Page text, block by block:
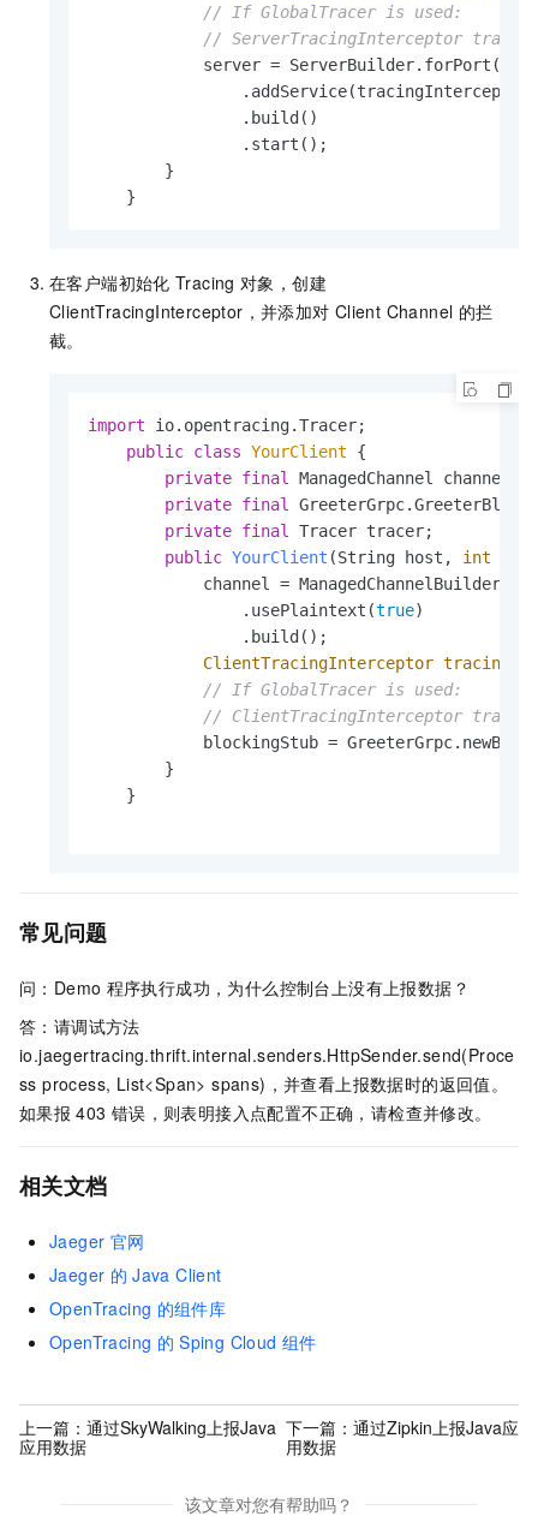
// If GlobalTracer is used:
// ServerTracingInterceptor
server =
                .build()
                .start();
        }
    }
在客户端初始化 Tracing 对象，创建
ClientTracingInterceptor，并添加对 Client Channel 的拦
截。
import io.opentracing.Tracer;
public class YourClient {
private final
ManagedChannel channel;
private final
private final
Tracer tracer;
public YourClient (String host, int
channel =
                .usePlaintext(
true)
                .build();
ClientTracingInterceptor
// If GlobalTracer is used:
// ClientTracingInterceptor
blockingStub =
        }
    }
常见问题
问：Demo 程序执行成功，为什么控制台上没有上报数据？
答：请调试方法
io.jaegertracing.thrift.internal.senders.HttpSender.send(Proce
ss process, List<Span> spans) ，并查看上报数据时的返回值。
如果报 403 错误，则表明接入点配置不正确，请检查并修改。
相关文档
Jaeger 官网
Jaeger 的 Java Client
OpenTracing 的组件库
OpenTracing 的 Sping Cloud 组件
上一篇： 通过SkyWalking上报Java
应用数据
下一篇： 通过Zipkin上报Java应
用数据
该文章对您有帮助吗？